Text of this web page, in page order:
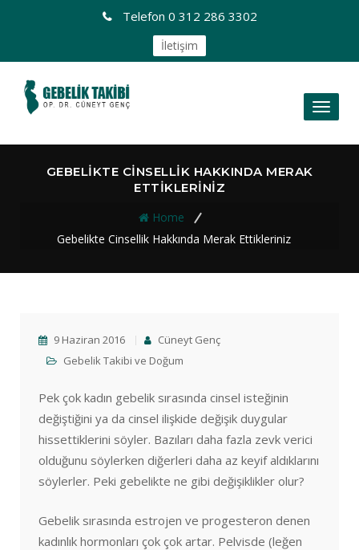
Telefon 0 312 286 3302
İletişim
Toggle
GEBELIKTE CINSELLIK HAKKINDA MERAK
ETTIKLERINIZ
Home
Gebelikte Cinsellik Hakkında Merak Ettikleriniz
9 Haziran 2016
Cüneyt Genç
Gebelik Takibi ve Doğum
Pek çok kadın gebelik sırasında cinsel isteğinin
değiştiğini ya da cinsel ilişkide değişik duygular
hissettiklerini söyler. Bazıları daha fazla zevk verici
olduğunu söylerken diğerleri daha az keyif aldıklarını
söylerler. Peki gebelikte ne gibi değişiklikler olur?
Gebelik sırasında estrojen ve progesteron denen
kadınlık hormonları çok çok artar. Pelvisde (leğen